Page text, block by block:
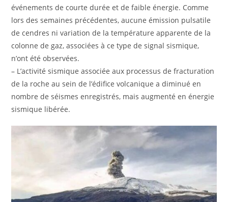
événements de courte durée et de faible énergie. Comme
lors des semaines précédentes, aucune émission pulsatile
de cendres ni variation de la température apparente de la
colonne de gaz, associées à ce type de signal sismique,
n’ont été observées.
– L’activité sismique associée aux processus de fracturation
de la roche au sein de l’édifice volcanique a diminué en
nombre de séismes enregistrés, mais augmenté en énergie
sismique libérée.